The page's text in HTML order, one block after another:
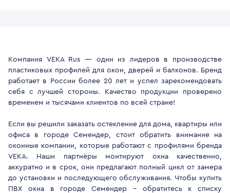
Компания VEKA Rus — один из лидеров в производстве
пластиковых профилей для окон, дверей и балконов. Бренд
работает в России более 20 лет и успел зарекомендовать
себя с лучшей стороны. Качество продукции проверено
временем и тысячами клиентов по всей стране!
Если вы решили заказать остекление для дома, квартиры или
офиса в городе Семендер, стоит обратить внимание на
оконные компании, которые работают с профилями бренда
VEKA. Наши партнёры монтируют окна качественно,
аккуратно и в срок, они предлагают полный цикл от замера
до установки и последующего обслуживания. Чтобы купить
ПВХ окна в городе Семендер - обратитесь к списку